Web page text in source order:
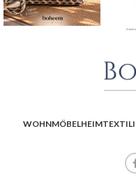
WOHNMÖBEL